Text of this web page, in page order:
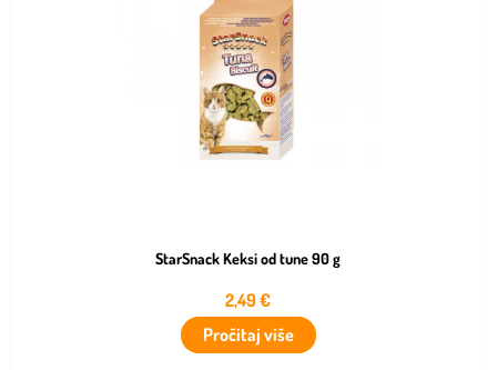
StarSnack Keksi od tune 90 g
2,49€
Pročitaj više